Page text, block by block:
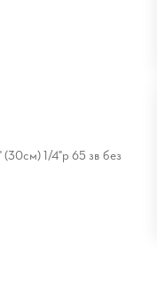
(30см) 1/4"p 65 зв без